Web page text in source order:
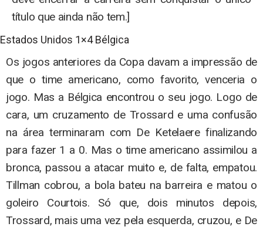
título que ainda não tem.]
Estados Unidos 1×4 Bélgica
Os jogos anteriores da Copa davam a impressão de
que o time americano, como favorito, venceria o
jogo. Mas a Bélgica encontrou o seu jogo. Logo de
cara, um cruzamento de Trossard e uma confusão
na área terminaram com De Ketelaere finalizando
para fazer 1 a 0. Mas o time americano assimilou a
bronca, passou a atacar muito e, de falta, empatou.
Tillman cobrou, a bola bateu na barreira e matou o
goleiro Courtois. Só que, dois minutos depois,
Trossard, mais uma vez pela esquerda, cruzou, e De